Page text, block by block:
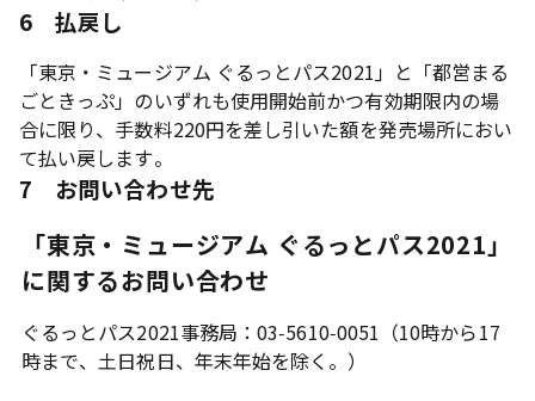
6 払戻し
「東京・ミュージアム ぐるっとパス2021」と「都営まる
ごときっぷ」のいずれも使用開始前かつ有効期限内の場
合に限り、手数料220円を差し引いた額を発売場所におい
て払い戻します。
7 お問い合わせ先
「東京・ミュージアム ぐるっとパス2021」
に関するお問い合わせ
ぐるっとパス2021事務局：03-5610-0051（10時から17
時まで、土日祝日、年末年始を除く。）